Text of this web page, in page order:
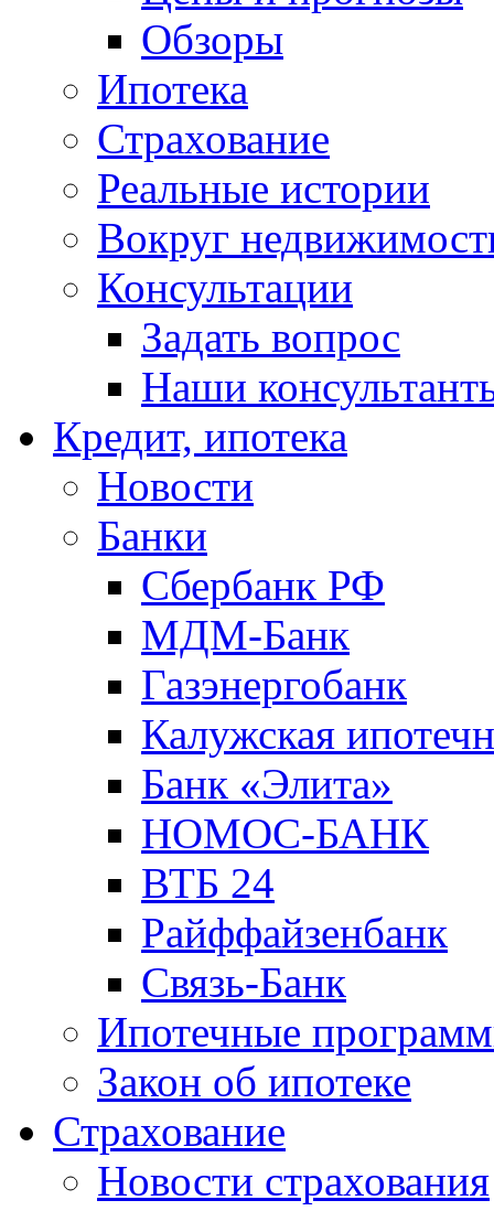
Обзоры
Ипотека
Страхование
Реальные истории
Вокруг
Консультации
Задать вопрос
Наши
Кредит, ипотека
Новости
Банки
Сбербанк РФ
МДМ-Банк
Газэнергобанк
Калужская
Банк «Элита»
НОМОС-БАНК
ВТБ 24
Райффайзенбанк
Связь-Банк
Ипотечные
Закон об ипотеке
Страхование
Новости страхования